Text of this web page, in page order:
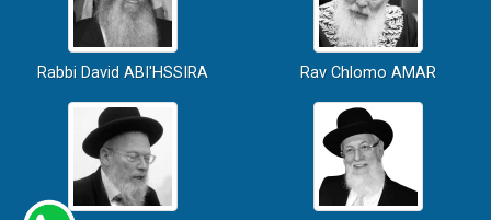
Rabbi David ABI'HSSIRA Rav Chlomo AMAR